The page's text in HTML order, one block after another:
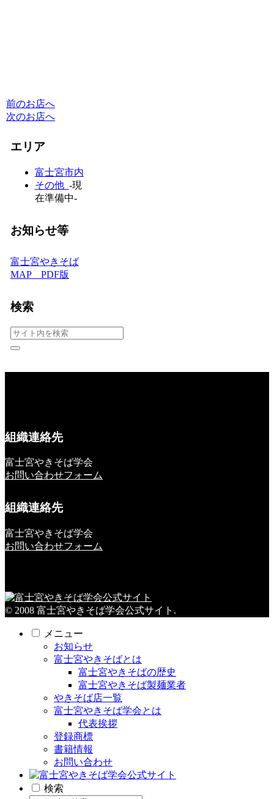
前のお店へ
次のお店へ
エリア
富士宮市内
その他 -現
在準備中-
お知らせ等
富士宮やきそば
MAP PDF版
検索
組織連絡先
富士宮やきそば学会
お問い合わせフォーム
組織連絡先
富士宮やきそば学会
お問い合わせフォーム
© 2008 富士宮やきそば学会公式サイト.
メニュー
お知らせ
富士宮やきそばとは
富士宮やきそばの歴史
富士宮やきそば製麺業者
やきそば店一覧
富士宮やきそば学会とは
代表挨拶
登録商標
書籍情報
お問い合わせ
検索